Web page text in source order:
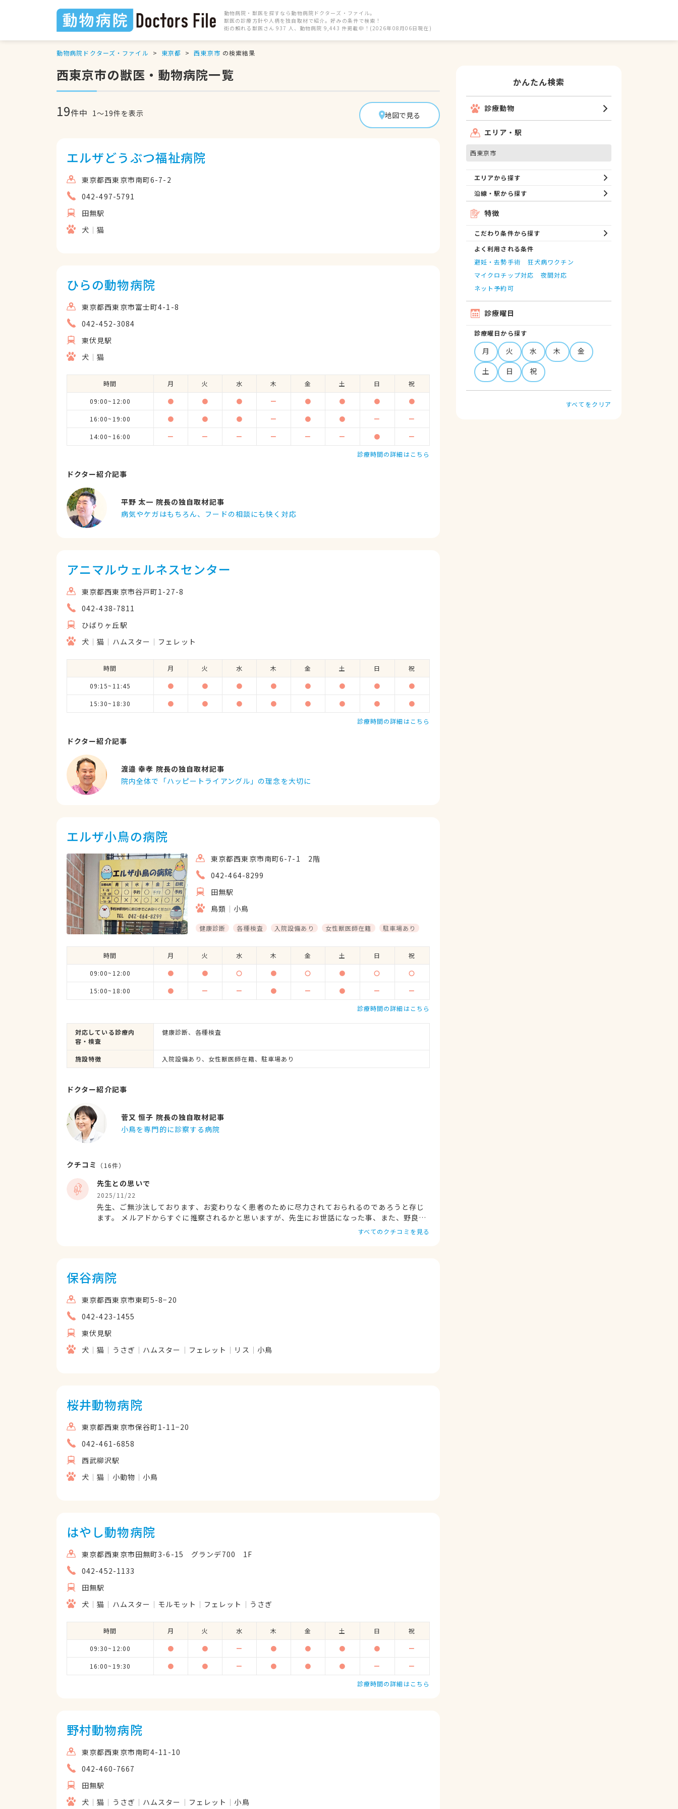
動物病院・獣医を探すなら動物病院ドクターズ・ファイル。
獣医の診療方針や人柄を独自取材で紹介。好みの条件で検索！
街の頼れる獣医さん 937 人、動物病院 9,443 件掲載中！(2026年08月06日現在)
動物病院ドクターズ・ファイル 東京都 西東京市 の検索結果
西東京市の獣医・動物病院一覧
19件中 1〜19件を表示 地図で見る
エルザどうぶつ福祉病院
東京都西東京市南町6-7-2
042-497-5791
田無駅
犬
猫
ひらの動物病院
東京都西東京市富士町4-1-8
042-452-3084
東伏見駅
犬
猫
時間 月 火 水 木 金 土 日 祝
09:00~12:00 ● ● ● ー ● ● ● ●
16:00~19:00 ● ● ● ー ● ● ー ー
14:00~16:00 ー ー ー ー ー ー ● ー
診療時間の詳細はこちら
ドクター紹介記事
平野 太一 院長の独自取材記事
病気やケガはもちろん、フードの相談にも快く対応
アニマルウェルネスセンター
東京都西東京市谷戸町1-27-8
042-438-7811
ひばりヶ丘駅
犬
猫 ハムスター フェレット
時間 月 火 水 木 金 土 日 祝
09:15~11:45 ● ● ● ● ● ● ● ●
15:30~18:30 ● ● ● ● ● ● ● ●
診療時間の詳細はこちら
ドクター紹介記事
渡邉 幸孝 院長の独自取材記事
院内全体で「ハッピートライアングル」の理念を大切に
エルザ小鳥の病院
東京都西東京市南町6-7-1 2階
042-464-8299
田無駅
鳥類
小鳥
健康診断 各種検査 入院設備あり 女性獣医師在籍 駐車場あり
時間 月 火 水 木 金 土 日 祝
09:00~12:00 ● ● 〇 ● 〇 ● 〇 〇
15:00~18:00 ● ー ー ● ー ● ー ー
診療時間の詳細はこちら
対応している診療内
容・検査
健康診断、各種検査
施設特徴 入院設備あり、女性獣医師在籍、駐車場あり
ドクター紹介記事
菅又 恒子 院長の独自取材記事
小鳥を専門的に診察する病院
クチコミ （ 16件）
先生との思いで
2025/11/22
先生、ご無沙汰しております、お変わりなく患者のために尽力されておられるのであろうと存じ
ます。 メルアドからすぐに推察されるかと思いますが、先生にお世話になった事、また、野良猫
の保護をする際に 経済的にも良心的に対応して頂いたことは忘れておりません、仙べや仙太等い
に過ごしています。 耳が聞こえないので目や表情、スキンシップ等で何とか。 お世話になった事
への感謝を何とかお伝えしたく、突然のメールで失礼ではありますが、先生が原点なのです、有
すべてのクチコミを見る
保谷病院
東京都西東京市東町5-8−20
042-423-1455
東伏見駅
犬
猫 うさぎ ハムスター フェレット リス 小鳥
桜井動物病院
東京都西東京市保谷町1-11−20
042-461-6858
西武柳沢駅
犬
猫 小動物 小鳥
はやし動物病院
東京都西東京市田無町3-6-15 グランデ700 1F
042-452-1133
田無駅
犬
猫 ハムスター モルモット フェレット うさぎ
時間 月 火 水 木 金 土 日 祝
09:30~12:00 ● ● ー ● ● ● ● ー
16:00~19:30 ● ● ー ● ● ● ー ー
診療時間の詳細はこちら
野村動物病院
東京都西東京市南町4-11-10
042-460-7667
田無駅
犬
猫 うさぎ ハムスター フェレット 小鳥
かんたん検索
診療動物
エリア・駅
西東京市
エリアから探す
沿線・駅から探す
特徴
こだわり条件から探す
よく利用される条件
避妊・去勢手術
狂犬病ワクチン
マイクロチップ対応
夜間対応
ネット予約可
診療曜日
診療曜日から探す
月 火 水 木
金
土
日 祝
すべてをクリア